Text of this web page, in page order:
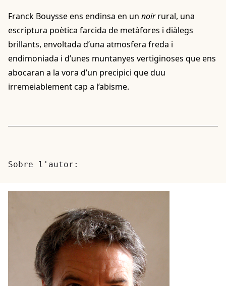
Franck Bouysse ens endinsa en un noirrural, una
escriptura poètica farcida de metàfores i diàlegs
brillants, envoltada d’una atmosfera freda i
endimoniada i d’unes muntanyes vertiginoses que ens
abocaran a la vora d’un precipici que duu
irremeiablement cap a l’abisme.
Sobre l'autor: